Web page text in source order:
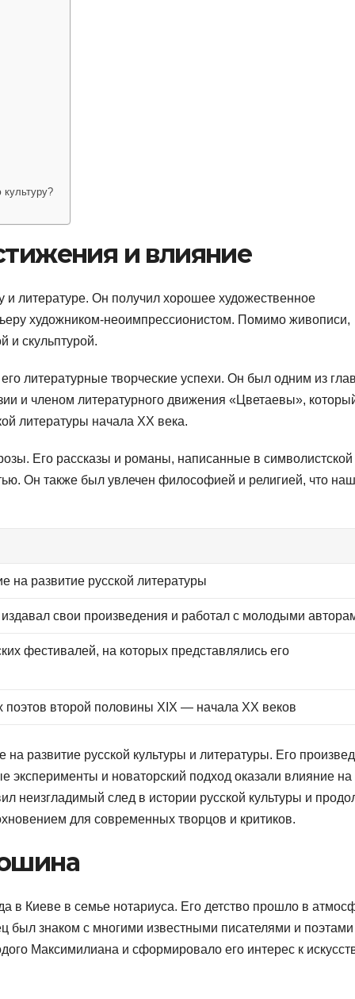
и влияние
и литературе. Он получил хорошее художественное
художником-неоимпрессионистом. Помимо живописи,
и скульптурой.
литературные творческие успехи. Он был одним из
и членом литературного движения «Цветаевы»,
литературы начала XX века.
Его рассказы и романы, написанные в символистской
Он также был увлечен философией и религией, что
на развитие русской литературы
издавал свои произведения и работал с молодыми
фестивалей, на которых представлялись его
поэтов второй половины XIX — начала XX веков
развитие русской культуры и литературы. Его
эксперименты и новаторский подход оказали влияние на
неизгладимый след в истории русской культуры и
для современных творцов и критиков.
в Киеве в семье нотариуса. Его детство прошло в
был знаком с многими известными писателями и поэтами
Максимилиана и сформировало его интерес к